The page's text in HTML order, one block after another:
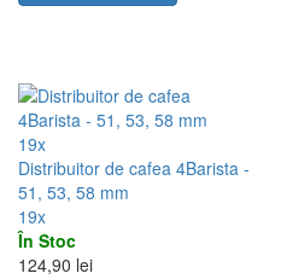
19x
Distribuitor de cafea 4Barista -
51, 53, 58 mm
19x
În Stoc
124,90 lei